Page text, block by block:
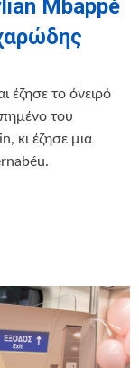
Mbappé
έζησε το όνειρό
του
κι έζησε μια